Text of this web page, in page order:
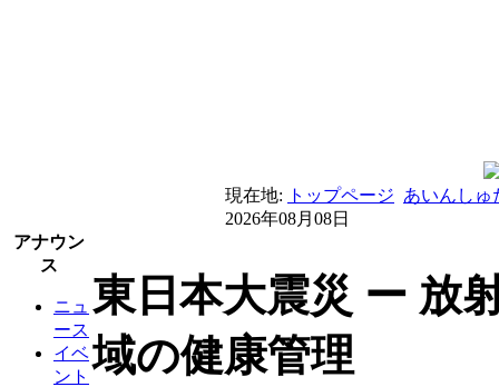
現在地: トップページ あいんしゅ
2026年08月08日
アナウン
ス
ニュ
ース
イベ
ント
東日本大震災 ー 放
域の健康管理